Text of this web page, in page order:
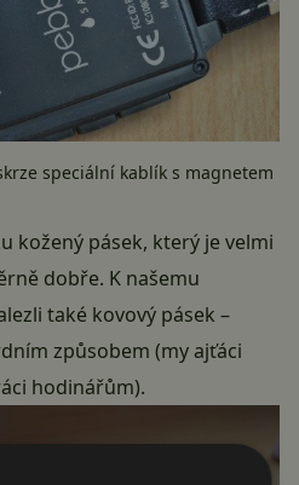
speciální kablík s magnetem
kožený pásek, který je velmi
dobře. K našemu
také kovový pásek –
způsobem (my ajťáci
hodinářům).